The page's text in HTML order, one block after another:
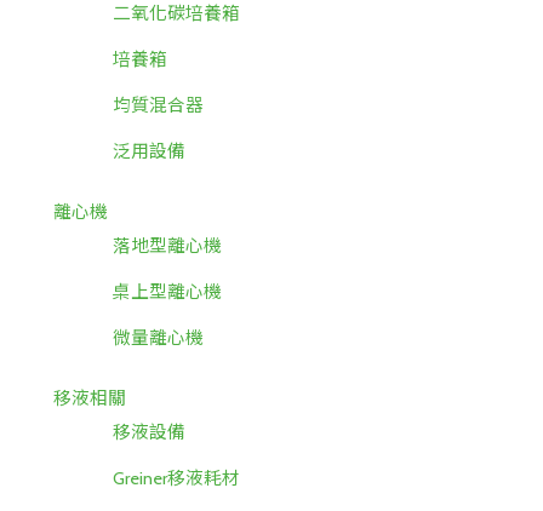
二氧化碳培養箱
培養箱
均質混合器
泛用設備
離心機
落地型離心機
桌上型離心機
微量離心機
移液相關
移液設備
Greiner移液耗材